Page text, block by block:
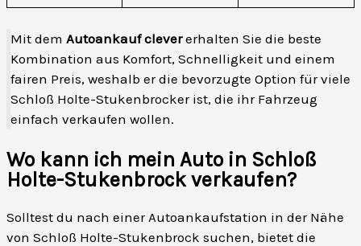
Mit dem Autoankauf clevererhalten Sie die beste
Kombination aus Komfort, Schnelligkeit und einem
fairen Preis, weshalb er die bevorzugte Option für viele
Schloß Holte-Stukenbrocker ist, die ihr Fahrzeug
einfach verkaufen wollen.
Wo kann ich mein Auto in Schloß
Holte-Stukenbrock verkaufen?
Solltest du nach einer Autoankaufstation in der Nähe
von Schloß Holte-Stukenbrock suchen, bietet die